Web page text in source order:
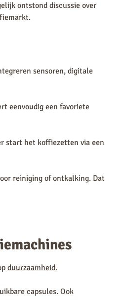
ontstond discussie over
sensoren, digitale
eenvoudig een favoriete
start het koffiezetten via een
reiniging of ontkalking. Dat
duurzaamheid.
capsules. Ook